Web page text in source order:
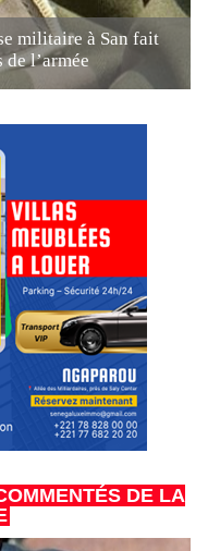
militaire à San fait
de l’armée
DE LA